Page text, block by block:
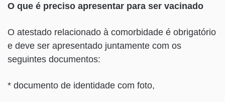
O que é preciso apresentar para ser vacinado
O atestado relacionado à comorbidade é obrigatório
e deve ser apresentado juntamente com os
seguintes documentos:
* documento de identidade com foto,